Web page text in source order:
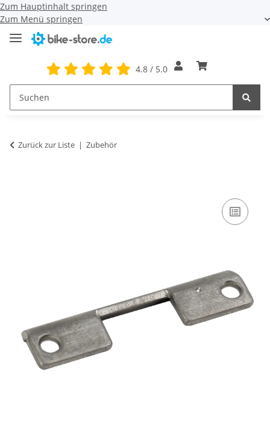
Zum Hauptinhalt springen
Zum Menü springen
4.8 / 5.0
Zurück zur Liste Zubehör